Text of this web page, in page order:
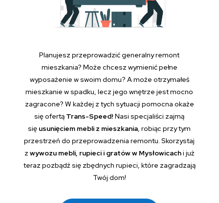
Planujesz przeprowadzić generalny remont
mieszkania? Może chcesz wymienić pełne
wyposażenie w swoim domu? A może otrzymałeś
mieszkanie w spadku, lecz jego wnętrze jest mocno
zagracone? W każdej z tych sytuacji pomocna okaże
się ofertą Trans-Speed! Nasi specjaliści zajmą
się usunięciem mebli z mieszkania, robiąc przy tym
przestrzeń do przeprowadzenia remontu. Skorzystaj
z wywozu mebli, rupieci i gratów w Mysłowicachi już
teraz pozbądź się zbędnych rupieci, które zagradzają
Twój dom!